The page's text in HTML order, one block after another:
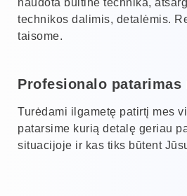
naudota buitine technika,
technikos dalimis, detalėmis.
taisome.
Profesionalo
Turėdami ilgametę patirtį mes
patarsime kurią detalę geriau
situacijoje ir kas tiks būtent